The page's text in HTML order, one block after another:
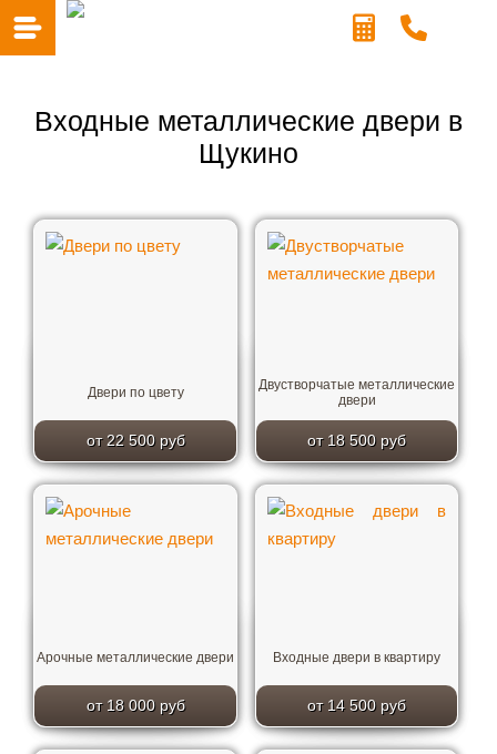
Входные металлические двери в
Щукино
Двери по цвету
от 22 500 руб
Двустворчатые металлические
двери
от 18 500 руб
Арочные металлические двери
от 18 000 руб
Входные двери в квартиру
от 14 500 руб